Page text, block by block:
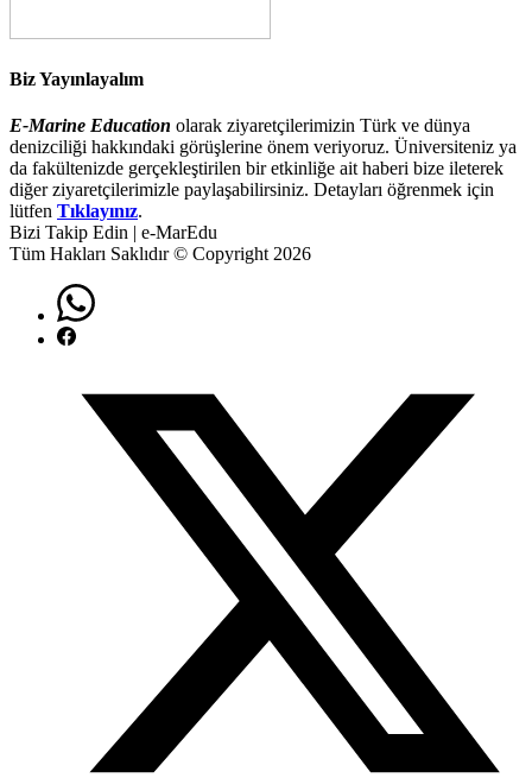
Biz Yayınlayalım
E-Marine Education olarak ziyaretçilerimizin Türk ve dünya
denizciliği hakkındaki görüşlerine önem veriyoruz. Üniversiteniz ya
da fakültenizde gerçekleştirilen bir etkinliğe ait haberi bize ileterek
diğer ziyaretçilerimizle paylaşabilirsiniz. Detayları öğrenmek için
lütfen Tıklayınız.
Bizi Takip Edin | e-MarEdu
Tüm Hakları Saklıdır © Copyright 2026